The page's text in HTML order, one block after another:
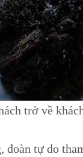
trở về
tự do